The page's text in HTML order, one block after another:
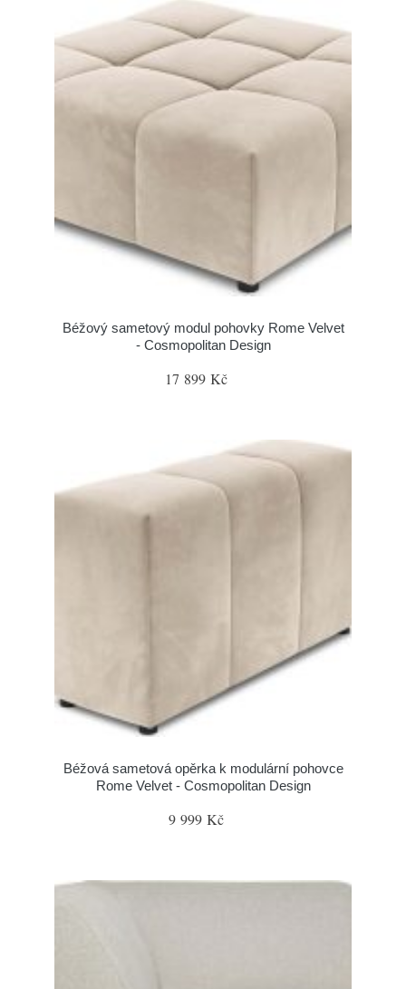
Béžový sametový modul pohovky Rome Velvet
- Cosmopolitan Design
17 899 Kč
Béžová sametová opěrka k modulární pohovce
Rome Velvet - Cosmopolitan Design
9 999 Kč